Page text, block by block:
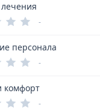
-
персонала
-
комфорт
-